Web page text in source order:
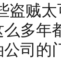
盗贼
多年
公司的